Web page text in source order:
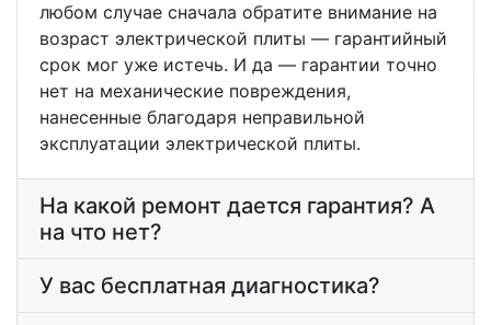
любом случае сначала обратите внимание на
возраст электрической плиты — гарантийный
срок мог уже истечь. И да — гарантии точно
нет на механические повреждения,
нанесенные благодаря неправильной
эксплуатации электрической плиты.
На какой ремонт дается гарантия? А
на что нет?
У вас бесплатная диагностика?